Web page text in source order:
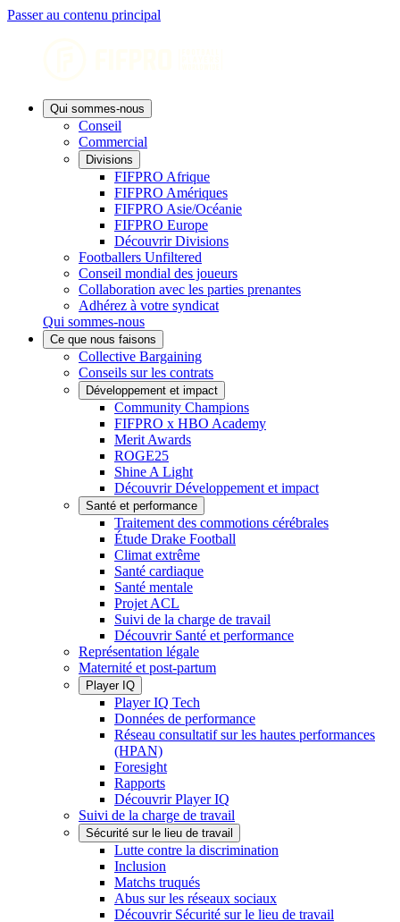
Passer au contenu principal
Qui sommes-nous
Conseil
Commercial
Divisions
FIFPRO Afrique
FIFPRO Amériques
FIFPRO Asie/Océanie
FIFPRO Europe
Découvrir Divisions
Footballers Unfiltered
Conseil mondial des joueurs
Collaboration avec les parties prenantes
Adhérez à votre syndicat
Qui sommes-nous
Ce que nous faisons
Collective Bargaining
Conseils sur les contrats
Développement et impact
Community Champions
FIFPRO x HBO Academy
Merit Awards
ROGE25
Shine A Light
Découvrir Développement et impact
Santé et performance
Traitement des commotions cérébrales
Étude Drake Football
Climat extrême
Santé cardiaque
Santé mentale
Projet ACL
Suivi de la charge de travail
Découvrir Santé et performance
Représentation légale
Maternité et post-partum
Player IQ
Player IQ Tech
Données de performance
Réseau consultatif sur les hautes performances
(HPAN)
Foresight
Rapports
Découvrir Player IQ
Suivi de la charge de travail
Sécurité sur le lieu de travail
Lutte contre la discrimination
Inclusion
Matchs truqués
Abus sur les réseaux sociaux
Découvrir Sécurité sur le lieu de travail